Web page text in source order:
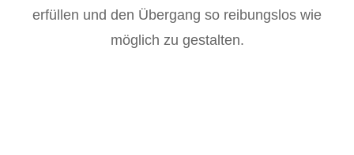
erfüllen und den Übergang so reibungslos wie
möglich zu gestalten.